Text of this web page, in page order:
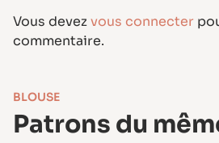
Vous devezvous connecter
commentaire.
BLOUSE
Patrons du